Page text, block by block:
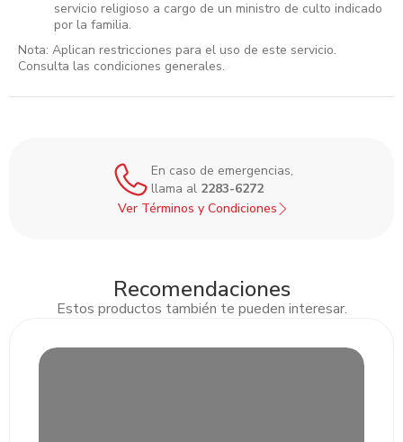
servicio religioso a cargo de un ministro de culto indicado
por la familia.
Nota: Aplican restricciones para el uso de este servicio.
Consulta las condiciones generales.
En caso de emergencias,
llama al 2283-6272
Ver Términos y Condiciones
Recomendaciones
Estos productos también te pueden interesar.